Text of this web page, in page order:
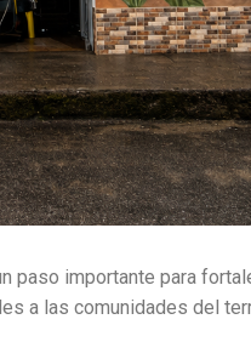
paso importante para
a las comunidades del